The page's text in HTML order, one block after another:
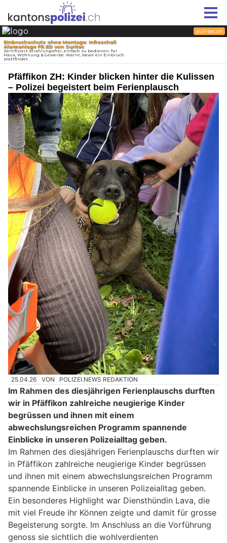
Pfäffikon ZH: Kinder blicken hinter die Kulissen
– Polizei begeistert beim Ferienplausch
25.04.26 VON POLIZEI.NEWS REDAKTION
Im Rahmen des diesjährigen Ferienplauschs durften
wir in Pfäffikon zahlreiche neugierige Kinder
begrüssen und ihnen mit einem
abwechslungsreichen Programm spannende
Einblicke in unseren Polizeialltag geben.
Im Rahmen des diesjährigen Ferienplauschs durften wir
in Pfäffikon zahlreiche neugierige Kinder begrüssen
und ihnen mit einem abwechslungsreichen Programm
spannende Einblicke in unseren Polizeialltag geben.
Ein besonderes Highlight war Diensthündin Lava, die
mit viel Freude ihr Können zeigte und damit für grosse
Begeisterung sorgte. Im Anschluss an die Vorführung
genoss sie sichtlich die wohlverdienten